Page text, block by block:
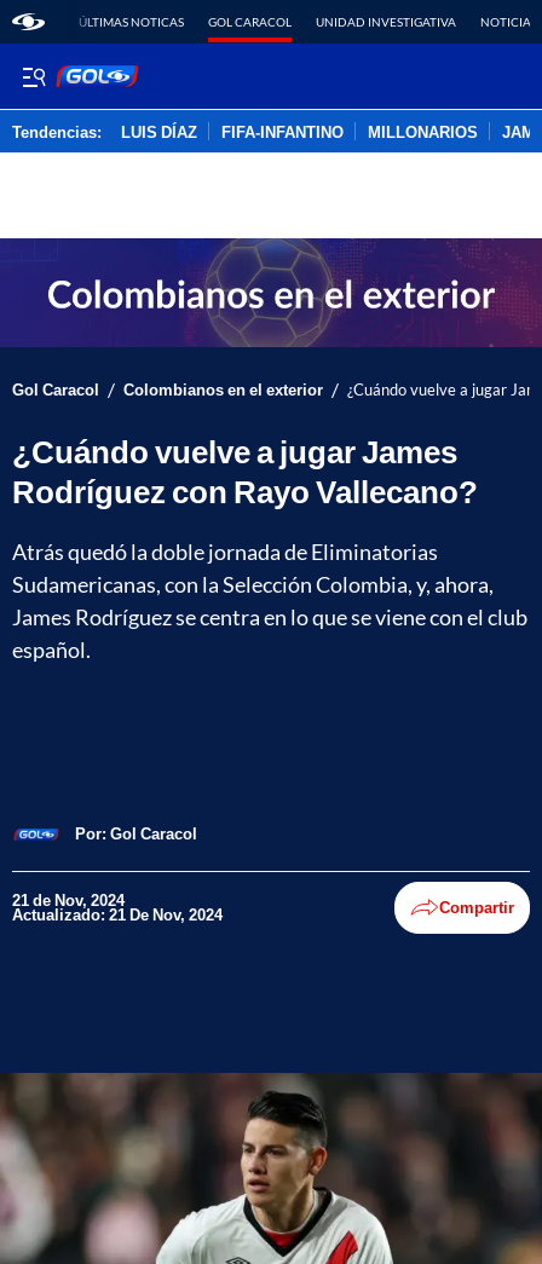
ÚLTIMAS NOTICAS GOL CARACOL UNIDAD INVESTIGATIVA NOTICIAS
Tendencias: LUIS DÍAZ FIFA-INFANTINO MILLONARIOS
Gol Caracol / Colombianos en el exterior / ¿Cuándo vuelve a jugar
¿Cuándo vuelve a jugar James
Rodríguez con Rayo Vallecano?
Atrás quedó la doble jornada de Eliminatorias
Sudamericanas, con la Selección Colombia, y, ahora,
James Rodríguez se centra en lo que se viene con el club
español.
Por: Gol Caracol
21 de Nov, 2024
Actualizado: 21 De Nov, 2024 Compartir